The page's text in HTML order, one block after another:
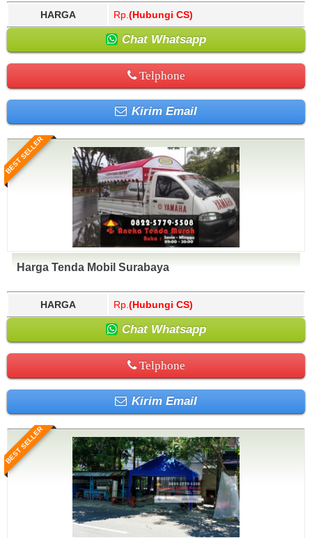
HARGA Rp. (Hubungi CS)
Chat Whatsapp
Telphone
Kirim Email
BEST SELLER
Harga Tenda Mobil Surabaya
HARGA Rp. (Hubungi CS)
Chat Whatsapp
Telphone
Kirim Email
BEST SELLER